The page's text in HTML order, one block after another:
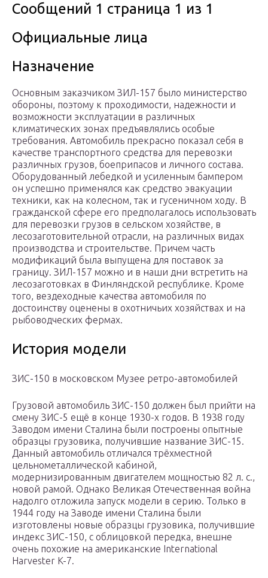
Сообщений 1 страница 1 из 1
Официальные лица
Назначение
Основным заказчиком ЗИЛ-157 было министерство
обороны, поэтому к проходимости, надежности и
возможности эксплуатации в различных
климатических зонах предъявлялись особые
требования. Автомобиль прекрасно показал себя в
качестве транспортного средства для перевозки
различных грузов, боеприпасов и личного состава.
Оборудованный лебедкой и усиленным бампером
он успешно применялся как средство эвакуации
техники, как на колесном, так и гусеничном ходу. В
гражданской сфере его предполагалось использовать
для перевозки грузов в сельском хозяйстве, в
лесозаготовительной отрасли, на различных видах
производства и строительстве. Причем часть
модификаций была выпущена для поставок за
границу. ЗИЛ-157 можно и в наши дни встретить на
лесозаготовках в Финляндской республике. Кроме
того, вездеходные качества автомобиля по
достоинству оценены в охотничьих хозяйствах и на
рыбоводческих фермах.
История модели
ЗИС-150 в московском Музее ретро-автомобилей
Грузовой автомобиль ЗИС-150 должен был прийти на
смену ЗИС-5 ещё в конце 1930-х годов. В 1938 году
Заводом имени Сталина были построены опытные
образцы грузовика, получившие название ЗИС-15.
Данный автомобиль отличался трёхместной
цельнометаллической кабиной,
модернизированным двигателем мощностью 82 л. с.,
новой рамой. Однако Великая Отечественная война
надолго отложила запуск модели в серию. Только в
1944 году на Заводе имени Сталина были
изготовлены новые образцы грузовика, получившие
индекс ЗИС-150, с облицовкой передка, внешне
очень похожие на американские International
Harvester K-7.